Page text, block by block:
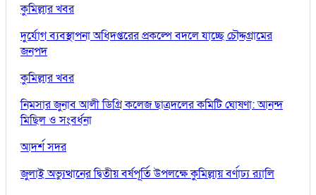
কুমিল্লার খবর
দুর্যোগ ব্যবস্থাপনা অধিদপ্তরের প্রকল্পে বদলে যাচ্ছে চৌদ্দগ্রামের
জনপদ
কুমিল্লার খবর
নিমসার জুনাব আলী ডিগ্রি কলেজ ছাত্রদলের কমিটি ঘোষণা: আনন্দ
মিছিল ও সংবর্ধনা
আদর্শ সদর
জুলাই অভ্যুত্থানের দ্বিতীয় বর্ষপূর্তি উপলক্ষে কুমিল্লায় বর্ণাঢ্য র‍্যালি